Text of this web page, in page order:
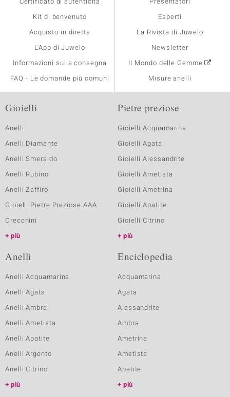
Kit di benvenuto
Acquisto in diretta
L'App di Juwelo
Informazioni sulla consegna
FAQ - Le domande più comuni
Esperti
La Rivista di Juwelo
Newsletter
Il Mondo delle Gemme
Misure anelli
Gioielli
Anelli
Anelli Diamante
Anelli Smeraldo
Anelli Rubino
Anelli Zaffiro
Gioielli Pietre Preziose AAA
Orecchini
più
Pietre preziose
Gioielli Acquamarina
Gioielli Agata
Gioielli Alessandrite
Gioielli Ametista
Gioielli Ametrina
Gioielli Apatite
Gioielli Citrino
più
Anelli
Anelli Acquamarina
Anelli Agata
Anelli Ambra
Anelli Ametista
Anelli Apatite
Anelli Argento
Anelli Citrino
più
Enciclopedia
Acquamarina
Agata
Alessandrite
Ambra
Ametrina
Ametista
Apatite
più